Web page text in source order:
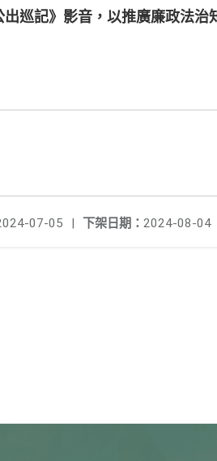
巡記》影音，以推廣廉政法治
下架日期： 2024-08-04
07-05 |